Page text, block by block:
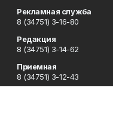
Рекламная служба
8 (34751) 3-16-80
Редакция
8 (34751) 3-14-62
Приемная
8 (34751) 3-12-43